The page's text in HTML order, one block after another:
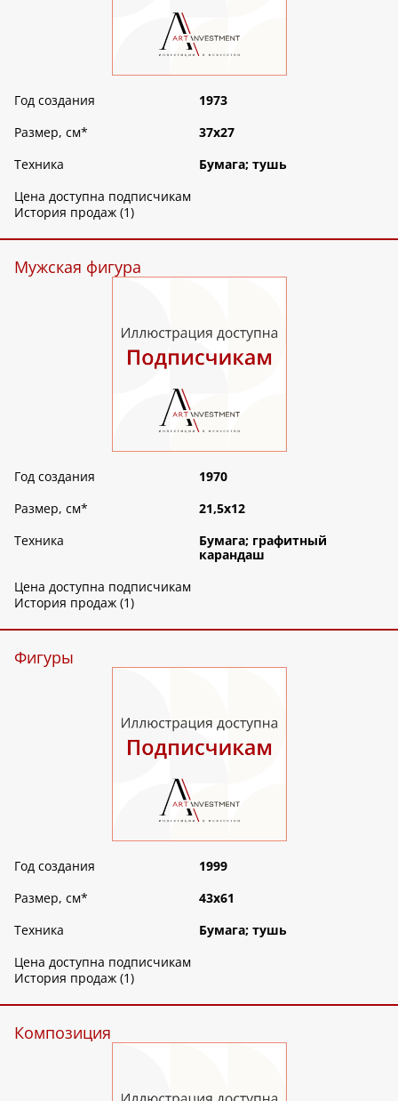
Год создания
1973
Размер, см*
37х27
Техника
Бумага; тушь
Цена доступна подписчикам
История продаж (1)
Мужская фигура
Год создания
1970
Размер, см*
21,5х12
Техника
Бумага; графитный
карандаш
Цена доступна подписчикам
История продаж (1)
Фигуры
Год создания
1999
Размер, см*
43х61
Техника
Бумага; тушь
Цена доступна подписчикам
История продаж (1)
Композиция